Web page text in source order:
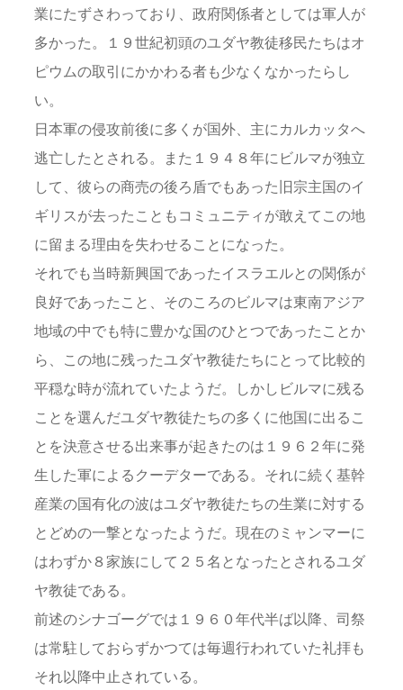
業にたずさわっており、政府関係者としては軍人が
多かった。１９世紀初頭のユダヤ教徒移民たちはオ
ピウムの取引にかかわる者も少なくなかったらし
い。
日本軍の侵攻前後に多くが国外、主にカルカッタへ
逃亡したとされる。また１９４８年にビルマが独立
して、彼らの商売の後ろ盾でもあった旧宗主国のイ
ギリスが去ったこともコミュニティが敢えてこの地
に留まる理由を失わせることになった。
それでも当時新興国であったイスラエルとの関係が
良好であったこと、そのころのビルマは東南アジア
地域の中でも特に豊かな国のひとつであったことか
ら、この地に残ったユダヤ教徒たちにとって比較的
平穏な時が流れていたようだ。しかしビルマに残る
ことを選んだユダヤ教徒たちの多くに他国に出るこ
とを決意させる出来事が起きたのは１９６２年に発
生した軍によるクーデターである。それに続く基幹
産業の国有化の波はユダヤ教徒たちの生業に対する
とどめの一撃となったようだ。現在のミャンマーに
はわずか８家族にして２５名となったとされるユダ
ヤ教徒である。
前述のシナゴーグでは１９６０年代半ば以降、司祭
は常駐しておらずかつては毎週行われていた礼拝も
それ以降中止されている。